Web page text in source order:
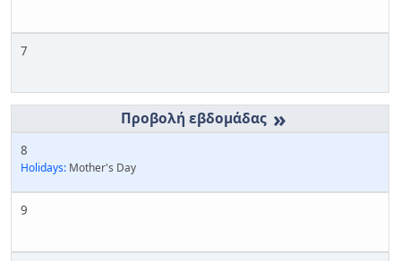
7
»
8
Holidays: Mother's Day
9